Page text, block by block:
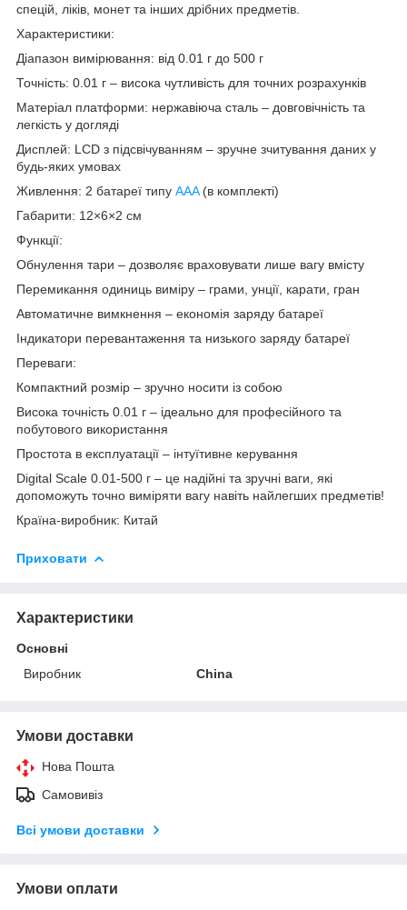
спецій, ліків, монет та інших дрібних предметів.
Характеристики:
Діапазон вимірювання: від 0.01 г до 500 г
Точність: 0.01 г – висока чутливість для точних розрахунків
Матеріал платформи: нержавіюча сталь – довговічність та
легкість у догляді
Дисплей: LCD з підсвічуванням – зручне зчитування даних у
будь-яких умовах
Живлення: 2 батареї типу AAA(в комплекті)
Габарити: 12×6×2 см
Функції:
Обнулення тари – дозволяє враховувати лише вагу вмісту
Перемикання одиниць виміру – грами, унції, карати, гран
Автоматичне вимкнення – економія заряду батареї
Індикатори перевантаження та низького заряду батареї
Переваги:
Компактний розмір – зручно носити із собою
Висока точність 0.01 г – ідеально для професійного та
побутового використання
Простота в експлуатації – інтуїтивне керування
Digital Scale 0.01-500 г – це надійні та зручні ваги, які
допоможуть точно виміряти вагу навіть найлегших предметів!
Країна-виробник: Китай
Приховати
Характеристики
Основні
Виробник
China
Умови доставки
Нова Пошта
Самовивіз
Всі умови доставки
Умови оплати